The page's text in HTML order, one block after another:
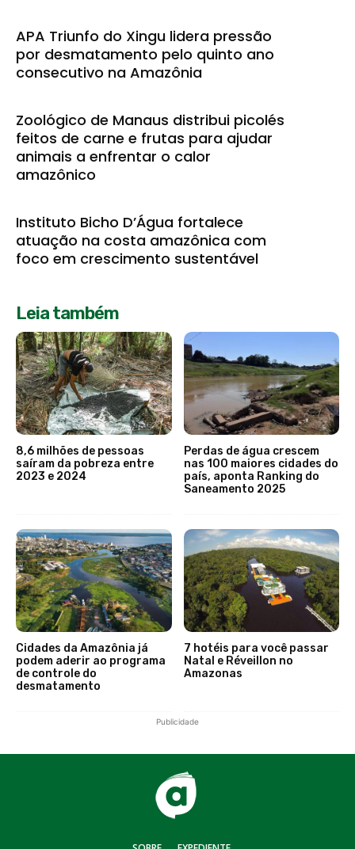
APA Triunfo do Xingu lidera pressão
por desmatamento pelo quinto ano
consecutivo na Amazônia
Zoológico de Manaus distribui picolés
feitos de carne e frutas para ajudar
animais a enfrentar o calor
amazônico
Instituto Bicho D’Água fortalece
atuação na costa amazônica com
foco em crescimento sustentável
Leia também
8,6 milhões de pessoas
saíram da pobreza entre
2023 e 2024
Perdas de água crescem
nas 100 maiores cidades do
país, aponta Ranking do
Saneamento 2025
Cidades da Amazônia já
podem aderir ao programa
de controle do
desmatamento
7 hotéis para você passar
Natal e Réveillon no
Amazonas
Publicidade